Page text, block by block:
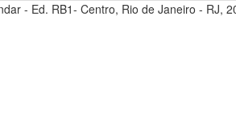
- Ed. RB1- Centro, Rio de Janeiro - RJ,